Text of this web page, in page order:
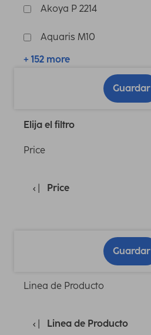
Akoya P 2214
Aquaris M10
+ 152 more
Guardar
Elija el filtro
Price
Price
Guardar
Linea de Producto
Linea de Producto